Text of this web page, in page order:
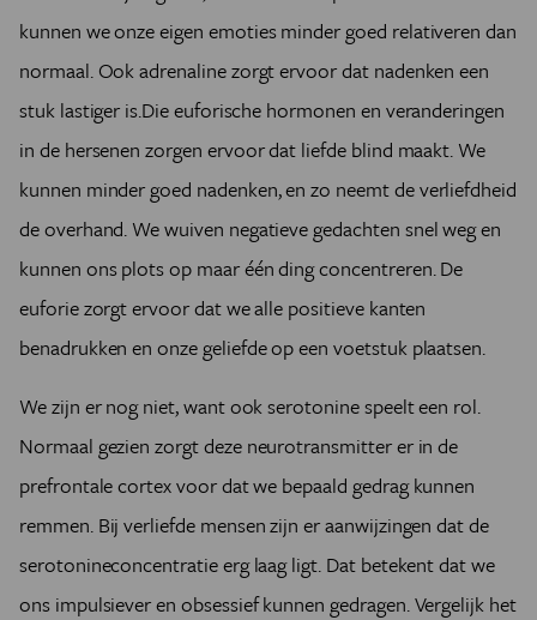
kunnen we onze eigen emoties minder goed relativeren dan
normaal. Ook adrenaline zorgt ervoor dat nadenken een
stuk lastiger is.Die euforische hormonen en veranderingen
in de hersenen zorgen ervoor dat liefde blind maakt. We
kunnen minder goed nadenken, en zo neemt de verliefdheid
de overhand. We wuiven negatieve gedachten snel weg en
kunnen ons plots op maar één ding concentreren. De
euforie zorgt ervoor dat we alle positieve kanten
benadrukken en onze geliefde op een voetstuk plaatsen.
We zijn er nog niet, want ook serotonine speelt een rol.
Normaal gezien zorgt deze neurotransmitter er in de
prefrontale cortex voor dat we bepaald gedrag kunnen
remmen. Bij verliefde mensen zijn er aanwijzingen dat de
serotonineconcentratie erg laag ligt. Dat betekent dat we
ons impulsiever en obsessief kunnen gedragen. Vergelijk het